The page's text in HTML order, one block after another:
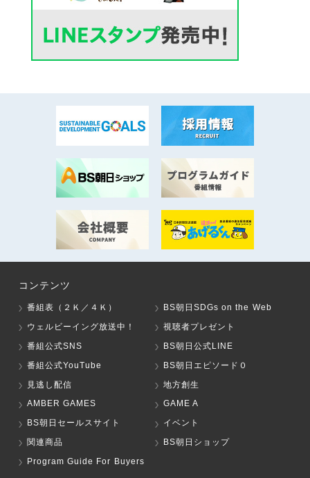
コンテンツ
番組表（２Ｋ／４Ｋ）
BS朝日SDGs on the Web
ウェルビーイング放送中！
視聴者プレゼント
番組公式SNS
BS朝日公式LINE
番組公式YouTube
BS朝日エピソード０
見逃し配信
地方創生
AMBER GAMES
GAME A
BS朝日セールスサイト
イベント
関連商品
BS朝日ショップ
Program Guide For Buyers